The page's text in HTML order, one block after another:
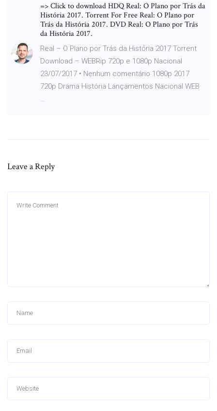
=> Click to download HDQ Real: O Plano por Trás da
História 2017. Torrent For Free Real: O Plano por
Trás da História 2017. DVD Real: O Plano por Trás
da História 2017.
Real – O Plano por Trás da História 2017 Torrent
Download – WEBRip 720p e 1080p Nacional
23/07/2017 • Nenhum comentário 1080p 2017
720p Drama História Lançamentos Nacional WEB
…
Leave a Reply